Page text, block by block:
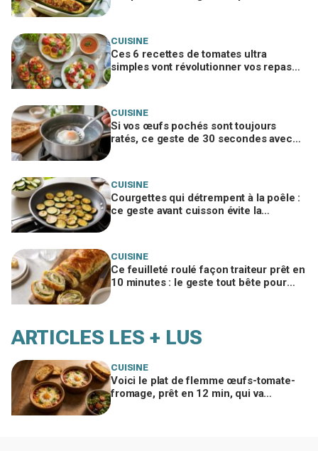
CUISINE
Ces 6 recettes de tomates ultra
simples vont révolutionner vos repas
CUISINE
Si vos œufs pochés sont toujours
ratés, ce geste de 30 secondes avec
CUISINE
Courgettes qui détrempent à la poêle :
ce geste avant cuisson évite la
CUISINE
Ce feuilleté roulé façon traiteur prêt en
10 minutes : le geste tout bête pour
ARTICLES LES + LUS
CUISINE
Voici le plat de flemme œufs-tomate-
fromage, prêt en 12 min, qui va